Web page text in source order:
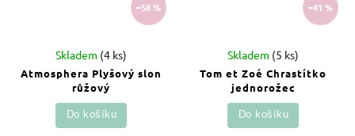
–58 %
Atmosphera Plyšový slon
růžový
Skladem (4 ks)
Do košíku
–41 %
Tom et Zoé Chrastítko
jednorožec
Skladem (5 ks)
Do košíku